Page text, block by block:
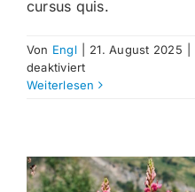
cursus quis.
Von Engl 21. August 2025
deaktiviertfür
Unseren
auch
2025
Weiterlesen